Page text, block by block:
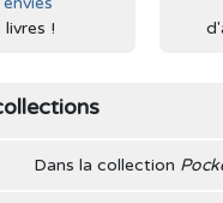
!
Dans la collection